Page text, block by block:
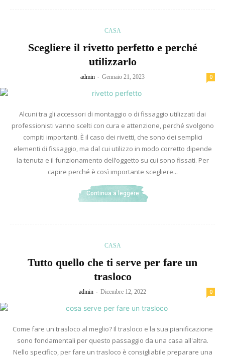
CASA
Scegliere il rivetto perfetto e perché
utilizzarlo
admin - Gennaio 21, 2023 0
Alcuni tra gli accessori di montaggio o di fissaggio utilizzati dai
professionisti vanno scelti con cura e attenzione, perché svolgono
compiti importanti. È il caso dei rivetti, che sono dei semplici
elementi di fissaggio, ma dal cui utilizzo in modo corretto dipende
la tenuta e il funzionamento dell’oggetto su cui sono fissati. Per
capire perché è così importante scegliere...
Continua a leggere
CASA
Tutto quello che ti serve per fare un
trasloco
admin - Dicembre 12, 2022 0
Come fare un trasloco al meglio? Il trasloco e la sua pianificazione
sono fondamentali per questo passaggio da una casa all'altra.
Nello specifico, per fare un trasloco è consigliabile preparare una